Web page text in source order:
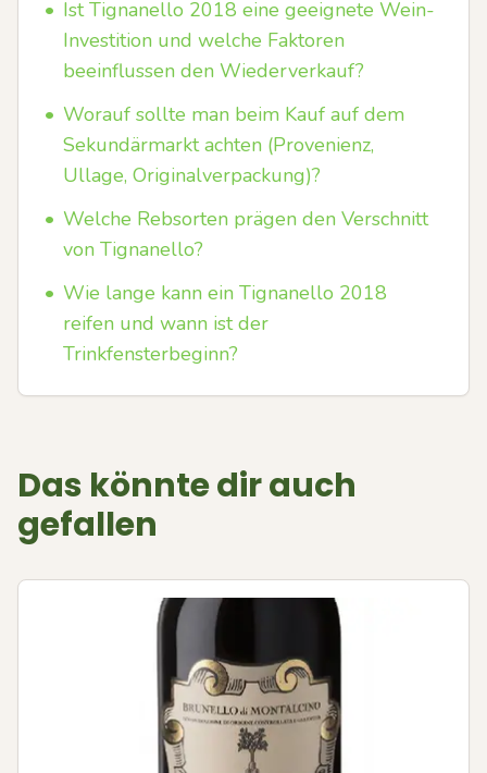
• Ist Tignanello 2018 eine geeignete Wein-
Investition und welche Faktoren
beeinflussen den Wiederverkauf?
• Worauf sollte man beim Kauf auf dem
Sekundärmarkt achten (Provenienz,
Ullage, Originalverpackung)?
• Welche Rebsorten prägen den Verschnitt
von Tignanello?
• Wie lange kann ein Tignanello 2018
reifen und wann ist der
Trinkfensterbeginn?
Das könnte dir auch
gefallen